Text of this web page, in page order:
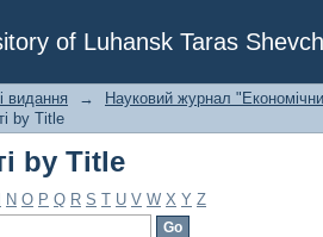
of Luhansk Taras
by Title
видання →
Науковий журнал
by Title
by Title
N O P Q R S T U V W X Y Z